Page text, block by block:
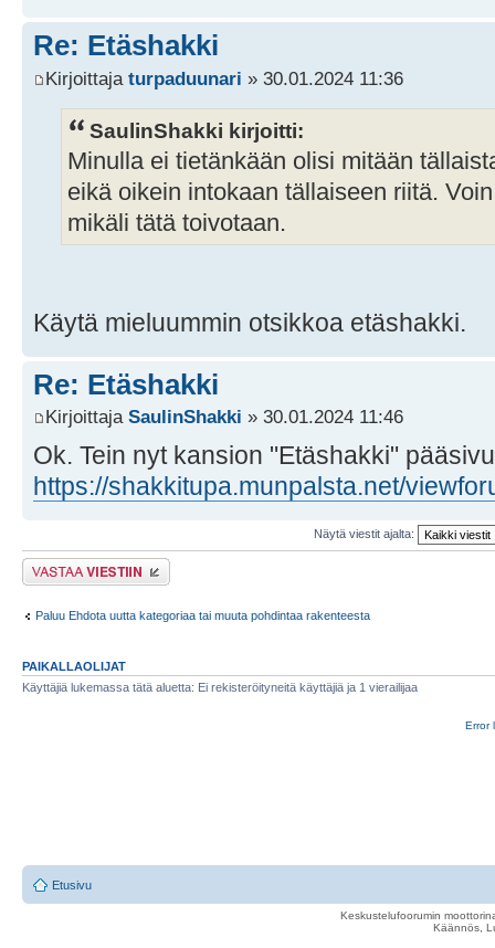
Re: Etäshakki
Kirjoittaja turpaduunari » 30.01.2024 11:36
SaulinShakki kirjoitti:
Minulla ei tietänkään olisi mitään
eikä oikein intokaan tällaiseen riitä.
mikäli tätä toivotaan.
Käytä mieluummin otsikkoa etäshakki.
Re: Etäshakki
Kirjoittaja SaulinShakki » 30.01.2024 11:46
Ok. Tein nyt kansion "Etäshakki"
https://shakkitupa.munpalsta.net/
Näytä viestit ajalta:
Lähetä vastaus
Paluu Ehdota uutta kategoriaa tai muuta pohdintaa rakenteesta
PAIKALLAOLIJAT
Käyttäjiä lukemassa tätä aluetta: Ei rekisteröityneitä käyttäjiä ja 1 vierailijaa
Error
Etusivu
Keskustelufoorumin
Käännös,